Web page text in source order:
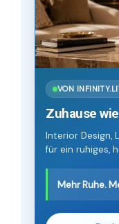
VON
Zuhause
Interior Design,
für ein ruhiges,
Mehr Ruhe.